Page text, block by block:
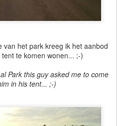
van het park kreeg ik het aanbod
te komen wonen... ;-)
Park this guy asked me to come
in his tent... ;-)